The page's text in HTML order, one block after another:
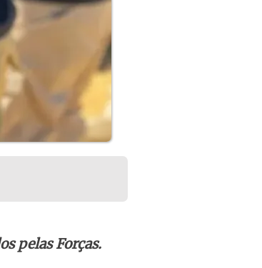
pelas Forças.